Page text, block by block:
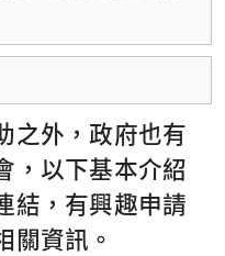
之外，政府也有
，以下基本介紹
結，有興趣申請
關資訊。